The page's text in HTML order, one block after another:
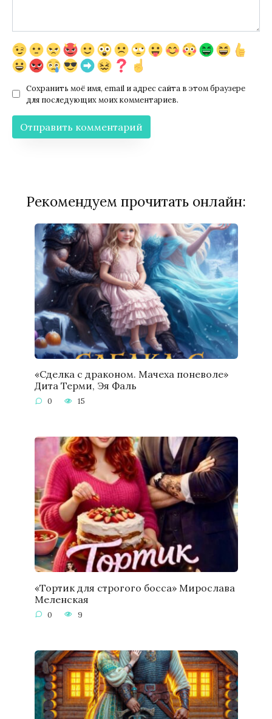
Сохранить моё имя, email и адрес сайта в этом браузере
для последующих моих комментариев.
Рекомендуем прочитать онлайн:
«Сделка с драконом. Мачеха поневоле»
Дита Терми, Эя Фаль
0 15
«Тортик для строгого босса» Мирослава
Меленская
0 9